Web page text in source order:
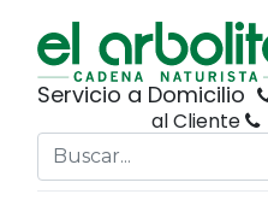
Servicio a Domicilio
al Cliente